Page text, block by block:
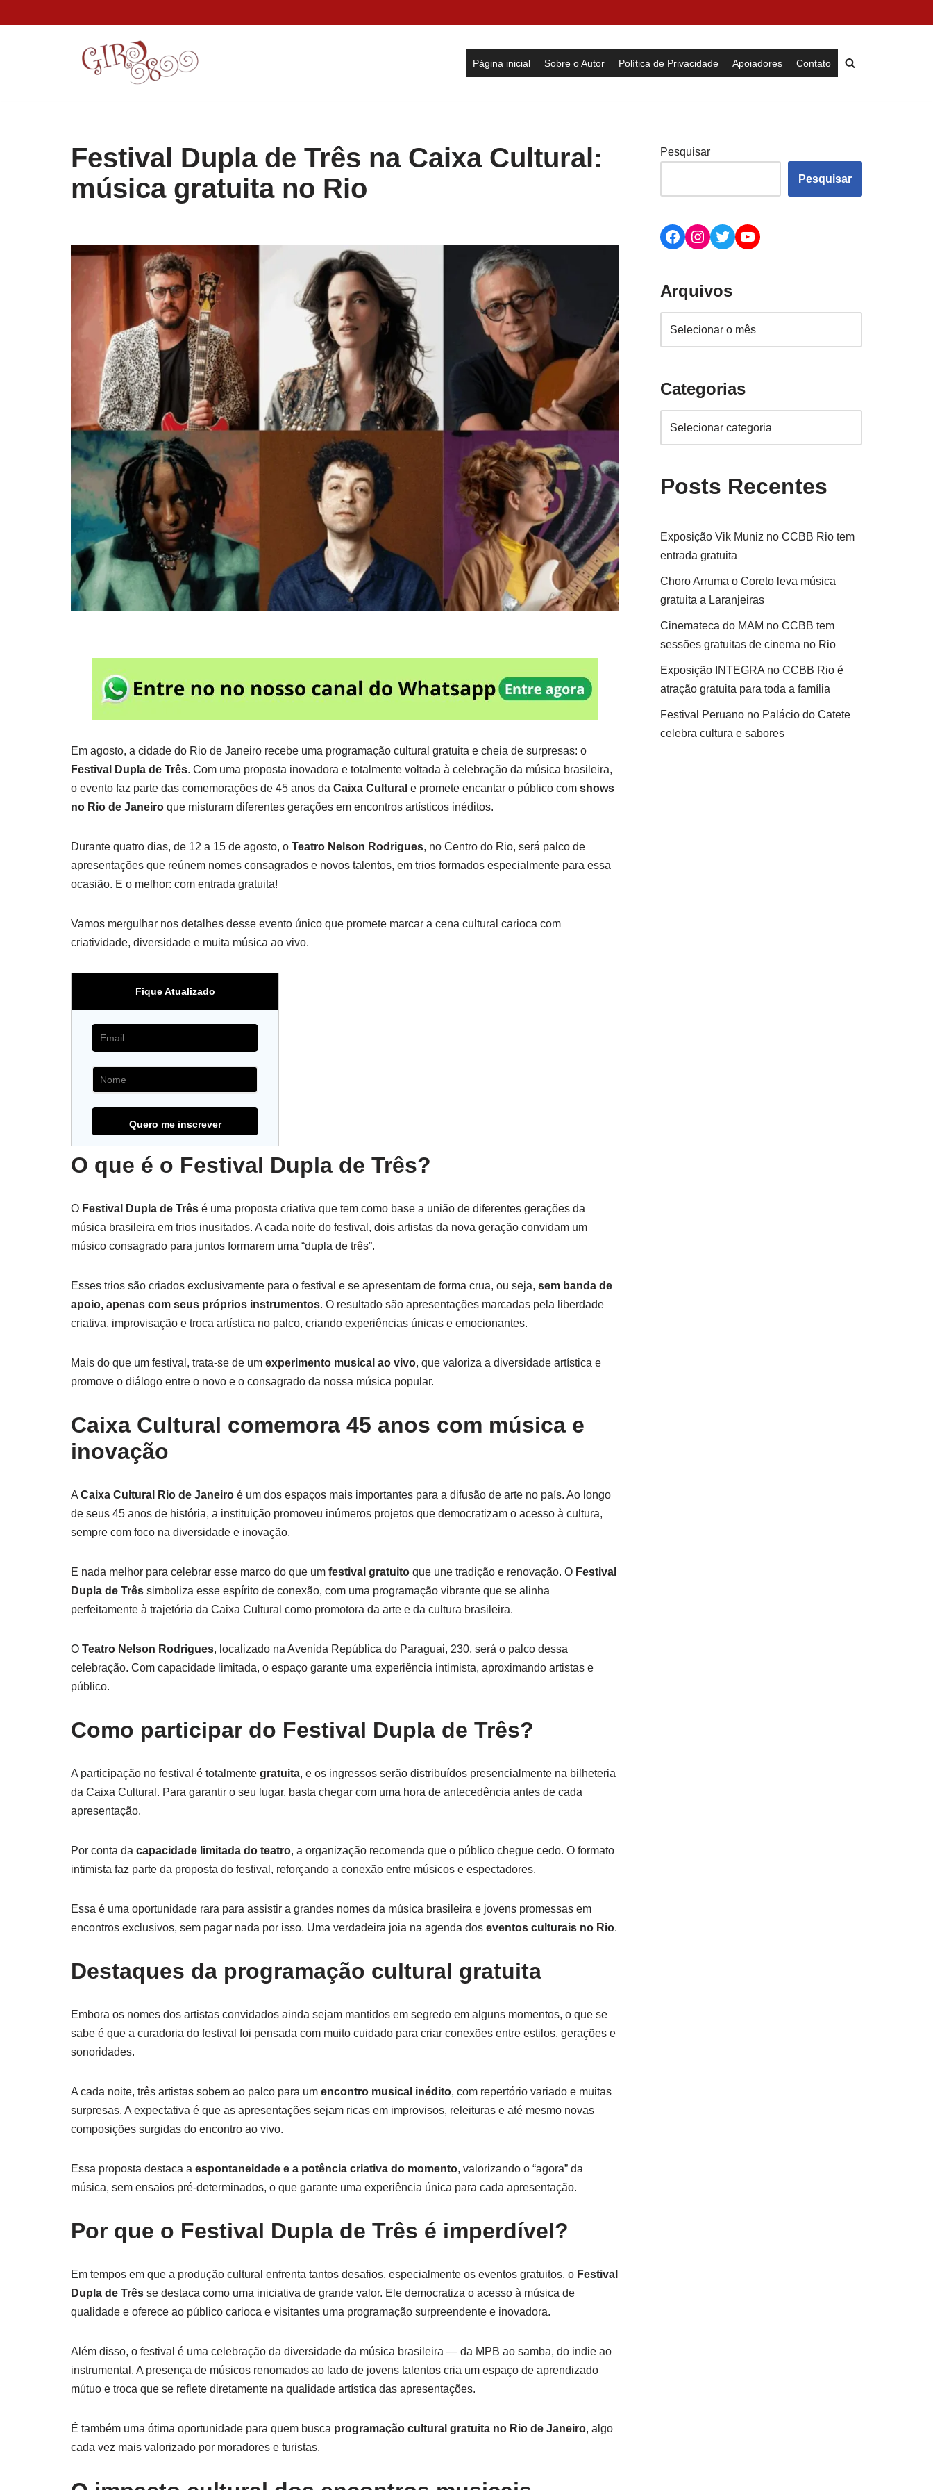
Página inicial Sobre o Autor Política de Privacidade Apoiadores Contato
Festival Dupla de Três na Caixa Cultural:
música gratuita no Rio
Em agosto, a cidade do Rio de Janeiro recebe uma programação cultural gratuita e cheia de surpresas: o
Festival Dupla de Três. Com uma proposta inovadora e totalmente voltada à celebração da música brasileira,
o evento faz parte das comemorações de 45 anos da Caixa Cultural e promete encantar o público com shows
no Rio de Janeiro que misturam diferentes gerações em encontros artísticos inéditos.
Durante quatro dias, de 12 a 15 de agosto, o Teatro Nelson Rodrigues, no Centro do Rio, será palco de
apresentações que reúnem nomes consagrados e novos talentos, em trios formados especialmente para essa
ocasião. E o melhor: com entrada gratuita!
Vamos mergulhar nos detalhes desse evento único que promete marcar a cena cultural carioca com
criatividade, diversidade e muita música ao vivo.
Fique Atualizado
O que é o Festival Dupla de Três?
O Festival Dupla de Três é uma proposta criativa que tem como base a união de diferentes gerações da
música brasileira em trios inusitados. A cada noite do festival, dois artistas da nova geração convidam um
músico consagrado para juntos formarem uma “dupla de três”.
Esses trios são criados exclusivamente para o festival e se apresentam de forma crua, ou seja, sem banda de
apoio, apenas com seus próprios instrumentos. O resultado são apresentações marcadas pela liberdade
criativa, improvisação e troca artística no palco, criando experiências únicas e emocionantes.
Mais do que um festival, trata-se de um experimento musical ao vivo, que valoriza a diversidade artística e
promove o diálogo entre o novo e o consagrado da nossa música popular.
Caixa Cultural comemora 45 anos com música e
inovação
A Caixa Cultural Rio de Janeiro é um dos espaços mais importantes para a difusão de arte no país. Ao longo
de seus 45 anos de história, a instituição promoveu inúmeros projetos que democratizam o acesso à cultura,
sempre com foco na diversidade e inovação.
E nada melhor para celebrar esse marco do que um festival gratuito que une tradição e renovação. O Festival
Dupla de Três simboliza esse espírito de conexão, com uma programação vibrante que se alinha
perfeitamente à trajetória da Caixa Cultural como promotora da arte e da cultura brasileira.
O Teatro Nelson Rodrigues, localizado na Avenida República do Paraguai, 230, será o palco dessa
celebração. Com capacidade limitada, o espaço garante uma experiência intimista, aproximando artistas e
público.
Como participar do Festival Dupla de Três?
A participação no festival é totalmente gratuita, e os ingressos serão distribuídos presencialmente na bilheteria
da Caixa Cultural. Para garantir o seu lugar, basta chegar com uma hora de antecedência antes de cada
apresentação.
Por conta da capacidade limitada do teatro, a organização recomenda que o público chegue cedo. O formato
intimista faz parte da proposta do festival, reforçando a conexão entre músicos e espectadores.
Essa é uma oportunidade rara para assistir a grandes nomes da música brasileira e jovens promessas em
encontros exclusivos, sem pagar nada por isso. Uma verdadeira joia na agenda dos eventos culturais no Rio.
Destaques da programação cultural gratuita
Embora os nomes dos artistas convidados ainda sejam mantidos em segredo em alguns momentos, o que se
sabe é que a curadoria do festival foi pensada com muito cuidado para criar conexões entre estilos, gerações e
sonoridades.
A cada noite, três artistas sobem ao palco para um encontro musical inédito, com repertório variado e muitas
surpresas. A expectativa é que as apresentações sejam ricas em improvisos, releituras e até mesmo novas
composições surgidas do encontro ao vivo.
Essa proposta destaca a espontaneidade e a potência criativa do momento, valorizando o “agora” da
música, sem ensaios pré-determinados, o que garante uma experiência única para cada apresentação.
Por que o Festival Dupla de Três é imperdível?
Em tempos em que a produção cultural enfrenta tantos desafios, especialmente os eventos gratuitos, o Festival
Dupla de Três se destaca como uma iniciativa de grande valor. Ele democratiza o acesso à música de
qualidade e oferece ao público carioca e visitantes uma programação surpreendente e inovadora.
Além disso, o festival é uma celebração da diversidade da música brasileira — da MPB ao samba, do indie ao
instrumental. A presença de músicos renomados ao lado de jovens talentos cria um espaço de aprendizado
mútuo e troca que se reflete diretamente na qualidade artística das apresentações.
É também uma ótima oportunidade para quem busca programação cultural gratuita no Rio de Janeiro, algo
cada vez mais valorizado por moradores e turistas.
Pesquisar
Pesquisar
Arquivos
Categorias
Posts Recentes
Exposição Vik Muniz no CCBB Rio tem
entrada gratuita
Choro Arruma o Coreto leva música
gratuita a Laranjeiras
Cinemateca do MAM no CCBB tem
sessões gratuitas de cinema no Rio
Exposição INTEGRA no CCBB Rio é
atração gratuita para toda a família
Festival Peruano no Palácio do Catete
celebra cultura e sabores